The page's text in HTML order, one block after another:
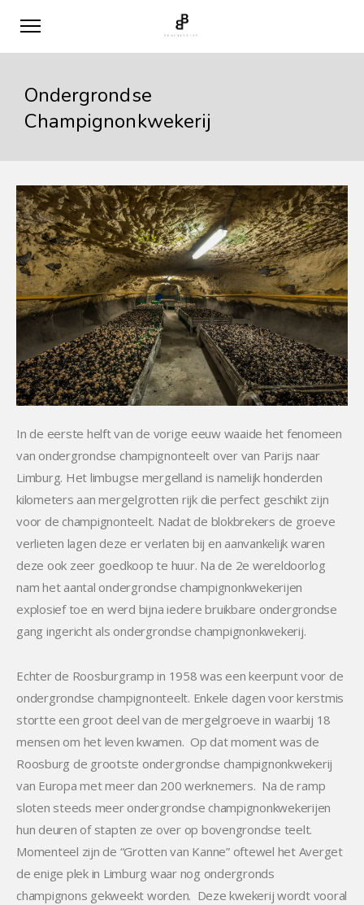
Ondergrondse
Champignonkwekerij
In de eerste helft van de vorige eeuw waaide het fenomeen
van ondergrondse champignonteelt over van Parijs naar
Limburg. Het limbugse mergelland is namelijk honderden
kilometers aan mergelgrotten rijk die perfect geschikt zijn
voor de champignonteelt. Nadat de blokbrekers de groeve
verlieten lagen deze er verlaten bij en aanvankelijk waren
deze ook zeer goedkoop te huur. Na de 2e wereldoorlog
nam het aantal ondergrondse champignonkwekerijen
explosief toe en werd bijna iedere bruikbare ondergrondse
gang ingericht als ondergrondse champignonkwekerij.
Echter de Roosburgramp in 1958 was een keerpunt voor de
ondergrondse champignonteelt. Enkele dagen voor kerstmis
stortte een groot deel van de mergelgroeve in waarbij 18
mensen om het leven kwamen. Op dat moment was de
Roosburg de grootste ondergrondse champignonkwekerij
van Europa met meer dan 200 werknemers. Na de ramp
sloten steeds meer ondergrondse champignonkwekerijen
hun deuren of stapten ze over op bovengrondse teelt.
Momenteel zijn de “Grotten van Kanne” oftewel het Averget
de enige plek in Limburg waar nog ondergronds
champignons gekweekt worden. Deze kwekerij wordt vooral